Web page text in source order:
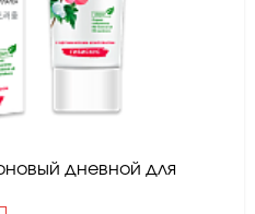
дневной для